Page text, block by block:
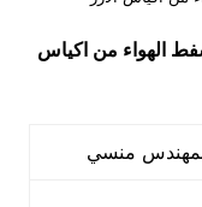
الهواء من اكياس